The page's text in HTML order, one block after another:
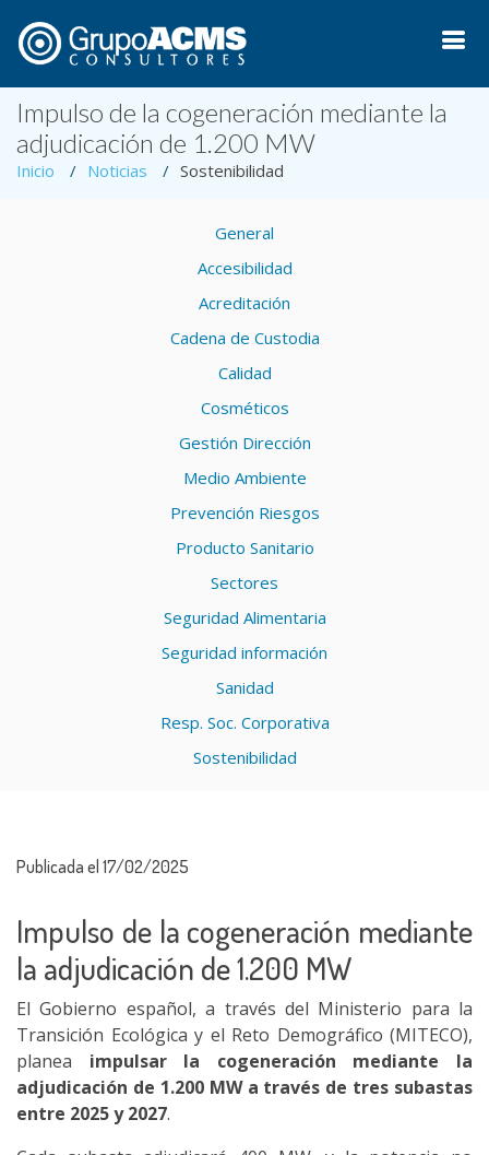
Impulso de la cogeneración mediante la
adjudicación de 1.200 MW
Inicio Noticias Sostenibilidad
General
Accesibilidad
Acreditación
Cadena de Custodia
Calidad
Cosméticos
Gestión Dirección
Medio Ambiente
Prevención Riesgos
Producto Sanitario
Sectores
Seguridad Alimentaria
Seguridad información
Sanidad
Resp. Soc. Corporativa
Sostenibilidad
Publicada el 17/02/2025
Impulso de la cogeneración mediante
la adjudicación de 1.200 MW
El Gobierno español, a través del Ministerio para la
Transición Ecológica y el Reto Demográfico (MITECO),
planea impulsar la cogeneración mediante la
adjudicación de 1.200 MW a través de tres subastas
entre 2025 y 2027.